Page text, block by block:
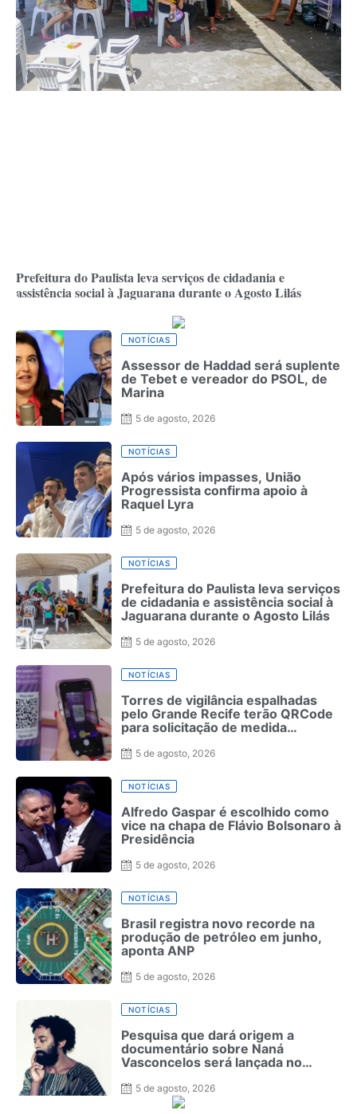
Prefeitura do Paulista leva serviços de cidadania e
assistência social à Jaguarana durante o Agosto Lilás
NOTÍCIAS
Assessor de Haddad será suplente
de Tebet e vereador do PSOL, de
Marina
5 de agosto, 2026
NOTÍCIAS
Após vários impasses, União
Progressista confirma apoio à
Raquel Lyra
5 de agosto, 2026
NOTÍCIAS
Prefeitura do Paulista leva serviços
de cidadania e assistência social à
Jaguarana durante o Agosto Lilás
5 de agosto, 2026
NOTÍCIAS
Torres de vigilância espalhadas
pelo Grande Recife terão QRCode
para solicitação de medida
5 de agosto, 2026
NOTÍCIAS
Alfredo Gaspar é escolhido como
vice na chapa de Flávio Bolsonaro à
Presidência
5 de agosto, 2026
NOTÍCIAS
Brasil registra novo recorde na
produção de petróleo em junho,
aponta ANP
5 de agosto, 2026
NOTÍCIAS
Pesquisa que dará origem a
documentário sobre Naná
Vasconcelos será lançada no
5 de agosto, 2026